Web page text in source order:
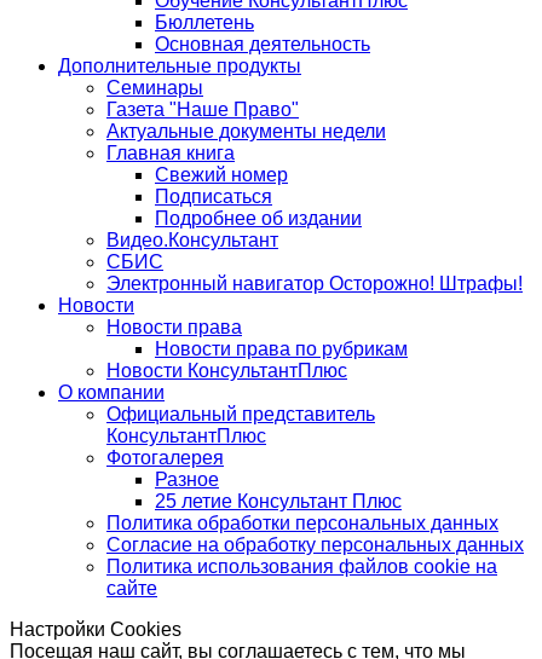
Бюллетень
Основная деятельность
Дополнительные продукты
Семинары
Газета "Наше Право"
Актуальные документы недели
Главная книга
Свежий номер
Подписаться
Подробнее об издании
Видео.Консультант
СБИС
Электронный навигатор Осторожно! Штрафы!
Новости
Новости права
Новости права по рубрикам
Новости КонсультантПлюс
О компании
Официальный представитель
КонсультантПлюс
Фотогалерея
Разное
25 летие Консультант Плюс
Политика обработки персональных данных
Согласие на обработку персональных данных
Политика использования файлов cookie на
сайте
Настройки Cookies
Посещая наш сайт, вы соглашаетесь с тем, что мы